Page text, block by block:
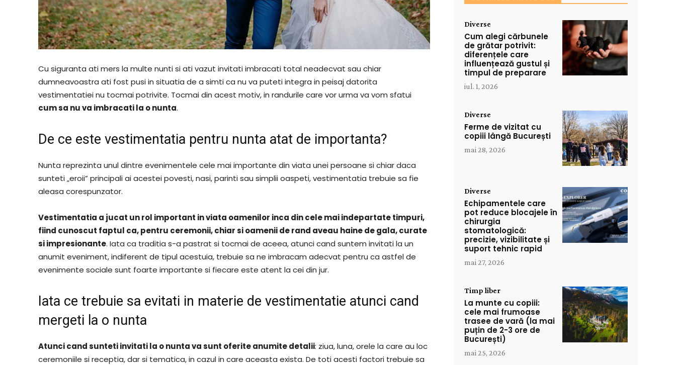
Cu siguranta ati mers la multe nunti si ati vazut invitati imbracati total neadecvat sau chiar
dumneavoastra ati fost pusi in situatia de a simti ca nu va puteti integra in peisaj datorita
vestimentatiei nu tocmai potrivite. Tocmai din acest motiv, in randurile care vor urma va vom sfatui
cum sa nu va imbracati la o nunta.
De ce este vestimentatia pentru nunta atat de importanta?
Nunta reprezinta unul dintre evenimentele cele mai importante din viata unei persoane si chiar daca
sunteti „eroii” principali ai acestei povesti, nasi, parinti sau simplii oaspeti, vestimentatia trebuie sa fie
aleasa corespunzator.
Vestimentatia a jucat un rol important in viata oamenilor inca din cele mai indepartate timpuri,
fiind cunoscut faptul ca, pentru ceremonii, chiar si oamenii de rand aveau haine de gala, curate
si impresionante. Iata ca traditia s-a pastrat si tocmai de aceea, atunci cand suntem invitati la un
anumit eveniment, indiferent de tipul acestuia, trebuie sa ne imbracam adecvat pentru ca astfel de
evenimente sociale sunt foarte importante si fiecare este atent la cei din jur.
Iata ce trebuie sa evitati in materie de vestimentatie atunci cand
mergeti la o nunta
Atunci cand sunteti invitati la o nunta va sunt oferite anumite detalii: ziua, luna, orele la care au loc
ceremoniile si receptia, dar si tematica, in cazul in care aceasta exista. De toti acesti factori trebuie sa
Diverse
Cum alegi cărbunele
de grătar potrivit:
diferențele care
influențează gustul și
timpul de preparare
iul. 1, 2026
Diverse
Ferme de vizitat cu
copiii lângă București
mai 28, 2026
Diverse
Echipamentele care
pot reduce blocajele în
chirurgia
stomatologică:
precizie, vizibilitate și
suport tehnic rapid
mai 27, 2026
Timp liber
La munte cu copiii:
cele mai frumoase
trasee de vară (la mai
puțin de 2-3 ore de
București)
mai 25, 2026